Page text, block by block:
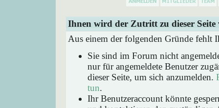
Ihnen wird der Zutritt zu dieser Seite
Aus einem der folgenden Gründe fehlt
Sie sind im Forum nicht
nur für angemeldete Benutzer
dieser Seite, um sich anzumelden.
tun.
Ihr Benutzeraccount könnte